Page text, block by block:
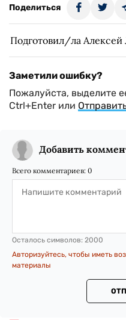
Поделиться
Подготовил/ла Алексей
Заметили ошибку?
Пожалуйста, выделите
Ctrl+Enter или
Добавить
Всего комментариев: 0
Осталось символов: 2000
Авторизуйтесь, чтобы иметь
материалы